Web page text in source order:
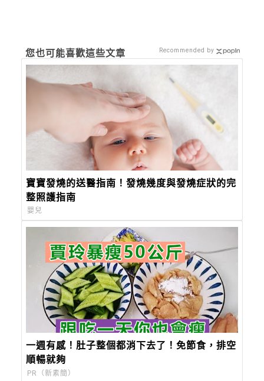
您也可能喜歡這些文章
寶寶發燒的送醫指南！發燒幾度與發燒症狀的完
整照護指南
嬰兒
一週有感！肚子整個都消下去了！免節食，排空
順暢就夠
PR（新素簡）
Recommended by